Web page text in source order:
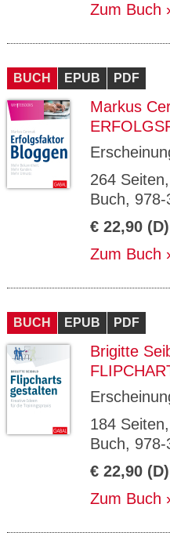
Zum Buch
BUCH EPUB PDF
Markus
264
Buch,
€ 22,90 (D)
Zum Buch
BUCH EPUB PDF
Brigitte
184
Buch,
€ 22,90 (D)
Zum Buch